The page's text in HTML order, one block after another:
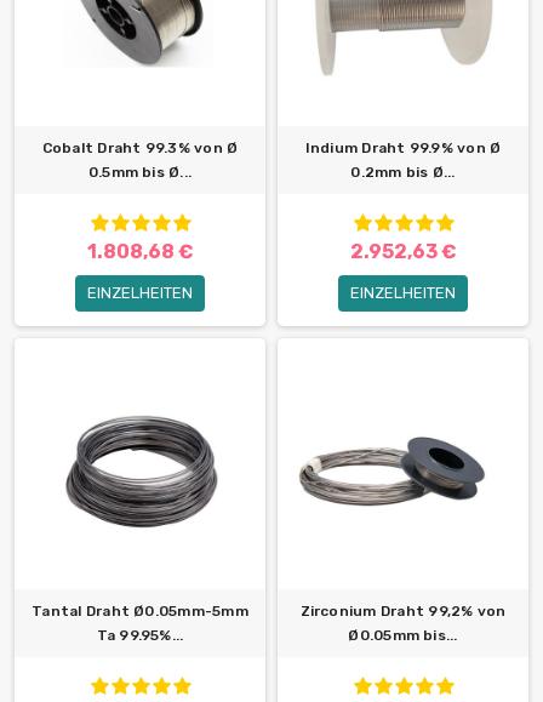
Cobalt Draht 99.3% von Ø
0.5mm bis Ø...
1.808,68 €
EINZELHEITEN
Indium Draht 99.9% von Ø
0.2mm bis Ø...
2.952,63 €
EINZELHEITEN
Tantal Draht Ø0.05mm-5mm
Ta 99.95%...
Zirconium Draht 99,2% von
Ø0.05mm bis...